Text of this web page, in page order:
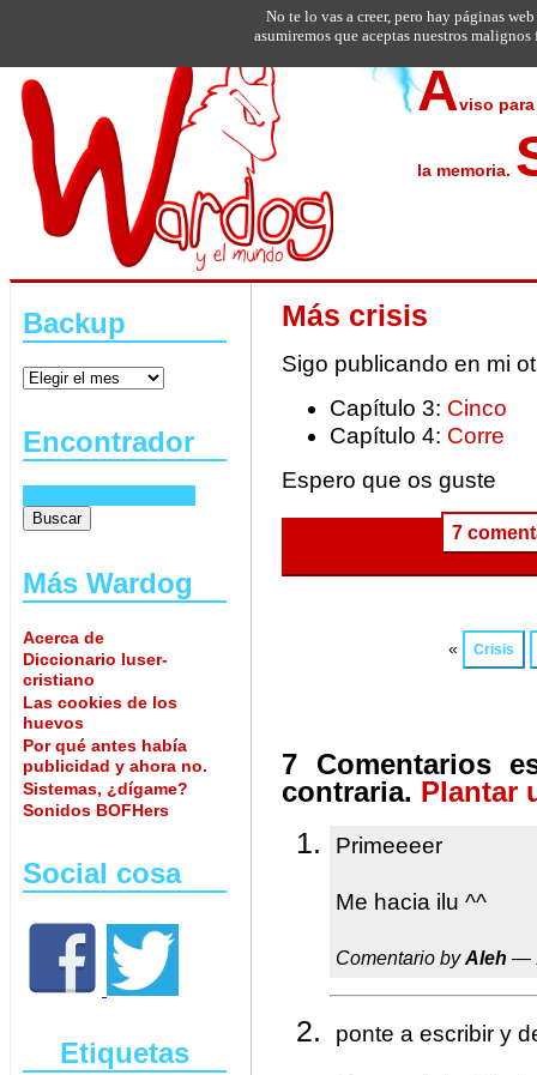
Aviso
la memoria.
Backup
Encontrador
Más Wardog
Acerca de
Diccionario luser-
cristiano
Las cookies de los
huevos
Por qué antes había
publicidad y ahora no.
Sistemas, ¿dígame?
Sonidos BOFHers
Social cosa
Etiquetas
Más crisis
Sigo publicando en mi
Capítulo 3: Cinco
Capítulo 4: Corre
Espero que os guste
7
« Crisis
7 Comentarios
contraria. Plantar
Primeeeer
Me hacia ilu ^^
Comentario byAleh —
ponte a escribir y
No te lo vas a creer, pero hay páginas
asumiremos que aceptas nuestros